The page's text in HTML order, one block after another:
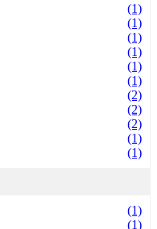
(1)
(1)
(1)
(1)
(1)
(1)
(2)
(2)
(2)
(1)
(1)
(1)
(1)